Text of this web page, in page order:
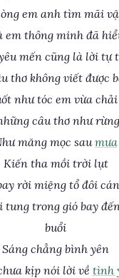
em anh tìm mãi
em thông minh đã
mến cũng là lời tự
thơ không viết được
như tóc em vừa
câu thơ như
măng mọc saumưa
Kiến tha mồi trời lụt
rời miệng tổ đôi
tung trong gió bay
buổi
Sáng chẳng bình yên
kịp nói lời về tình